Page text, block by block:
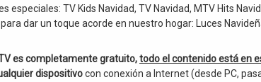
especiales: TV Kids Navidad, TV Navidad, MTV Hits
dar un toque acorde en nuestro hogar: Luces
es completamente gratuito,todo el contenido está en
dispositivocon conexión a Internet (desde PC,